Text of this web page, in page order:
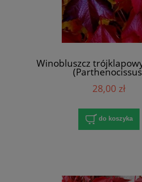
Winobluszcz
28,00 zł
do koszyka